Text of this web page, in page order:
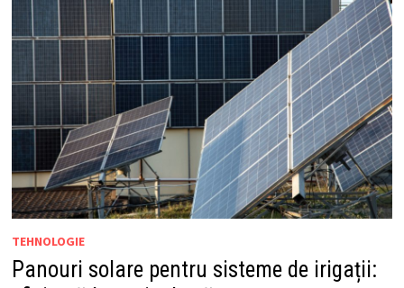
TEHNOLOGIE
Panouri solare pentru sisteme de irigații: